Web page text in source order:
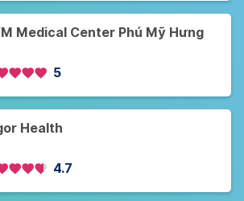
Medical Center Phú Mỹ Hưng
5
Health
4.7